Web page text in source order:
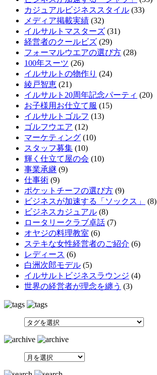
カジュアルビジネススタイル (33)
メディア掲載実績 (32)
イルサルトマスターズ (31)
経営者のクールビズ (29)
フォーマルウエアの選び方 (28)
100年スーツ (26)
イルサルトの物作り (24)
綾戸智恵 (21)
イルサルト20周年記念パーティ (20)
お子様用お仕立て服 (15)
イルサルトゴルフ (13)
ゴルフウエア (12)
マーケティング (10)
スタッフ募集 (10)
輝く仕立て屋の会 (10)
事業承継 (9)
仕事術 (9)
ポケットチーフの選び方 (9)
ビジネスが加速する「ソックス」
(8)
ビジネスカジュアル (8)
ロータリークラブ卓話 (7)
オヤジの料理教室 (6)
ステキな女性経営者のご紹介 (6)
レディース (6)
白洲次郎モデル (5)
イルサルトビジネスラウンジ (4)
世界の経営者が理念を纏う (3)